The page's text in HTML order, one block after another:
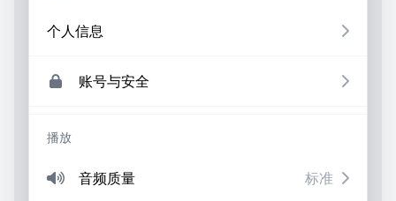
个人信息
账号与安全
播放
音频质量 标准